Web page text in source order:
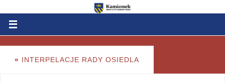
« INTERPELACJE RADY OSIEDLA